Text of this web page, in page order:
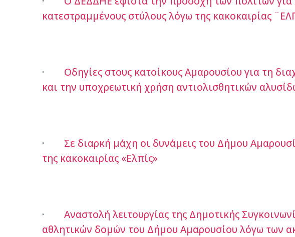
κατεστραμμένους στύλους λόγω της κακοκαιρίας
· Οδηγίες στους κατοίκους Αμαρουσίου για τη
και την υποχρεωτική χρήση αντιολισθητικών
· Σε διαρκή μάχη οι δυνάμεις του Δήμου
της κακοκαιρίας «Ελπίς»
· Αναστολή λειτουργίας της Δημοτικής
αθλητικών δομών του Δήμου Αμαρουσίου λόγω των